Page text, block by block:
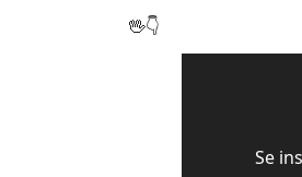
🖖👇
Se